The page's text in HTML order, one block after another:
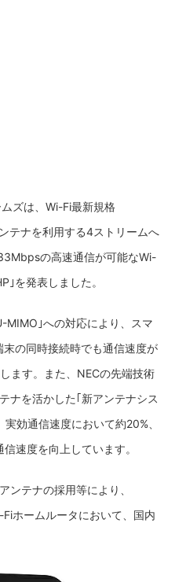
ズは、Wi-Fi最新規格
テナを利用する4ストリームへ
の高速通信が可能なWi-
｣を発表しました。
MIMO｣への対応により、スマ
の同時接続時でも通信速度が
ます。また、NECの先端技術
ナを活かした｢新アンテナシス
効通信速度において約20%、
速度を向上しています。
ンテナの採用等により、
ホームルータにおいて、国内